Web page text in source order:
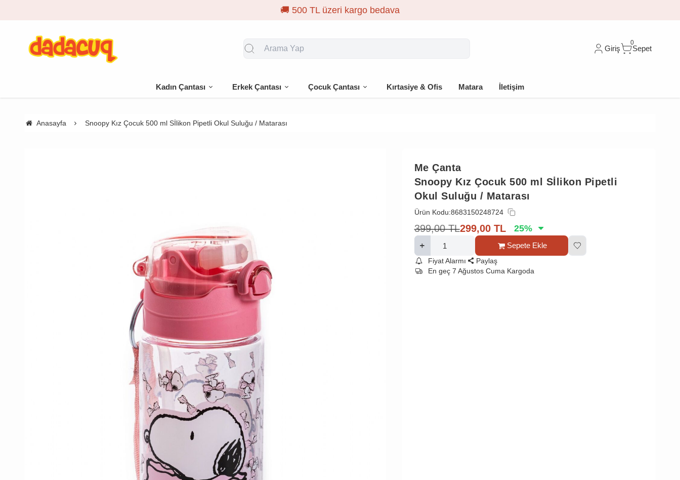
Giriş
0
Sepet
Kadın Çantası Erkek Çantası Çocuk Çantası Kırtasiye & Ofis Matara İletişim
Anasayfa Snoopy Kız Çocuk 500 ml Sİlikon Pipetli Okul Suluğu / Matarası
Me Çanta
Snoopy Kız Çocuk 500 ml Sİlikon Pipetli
Okul Suluğu / Matarası
Ürün Kodu:8683150248724
399,00 TL299,00 TL 25%
Sepete Ekle
Fiyat Alarmı
Paylaş
En geç 7 Ağustos Cuma Kargoda